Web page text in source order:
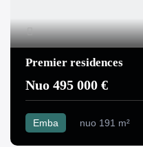
Premier residences
Nuo 495 000 €
Emba nuo 191 m²